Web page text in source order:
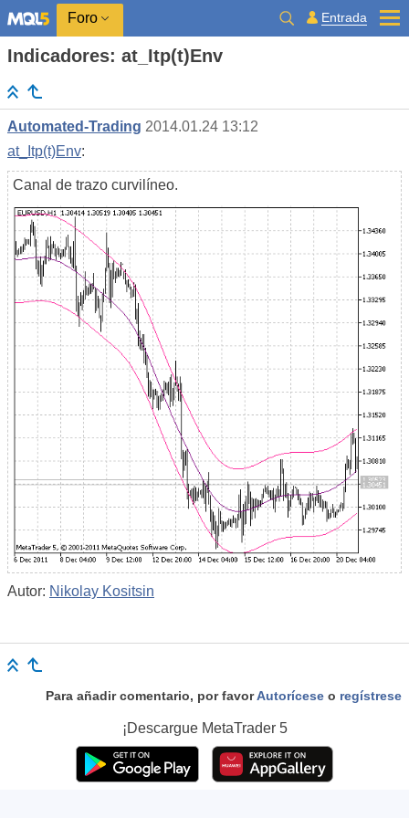
Foro Entrada
Indicadores: at_Itp(t)Env
Automated-Trading 2014.01.24 13:12
at_Itp(t)Env:
Canal de trazo curvilíneo.
Autor: Nikolay Kositsin
Para añadir comentario, por favorAutorícese o regístrese
¡Descargue MetaTrader 5